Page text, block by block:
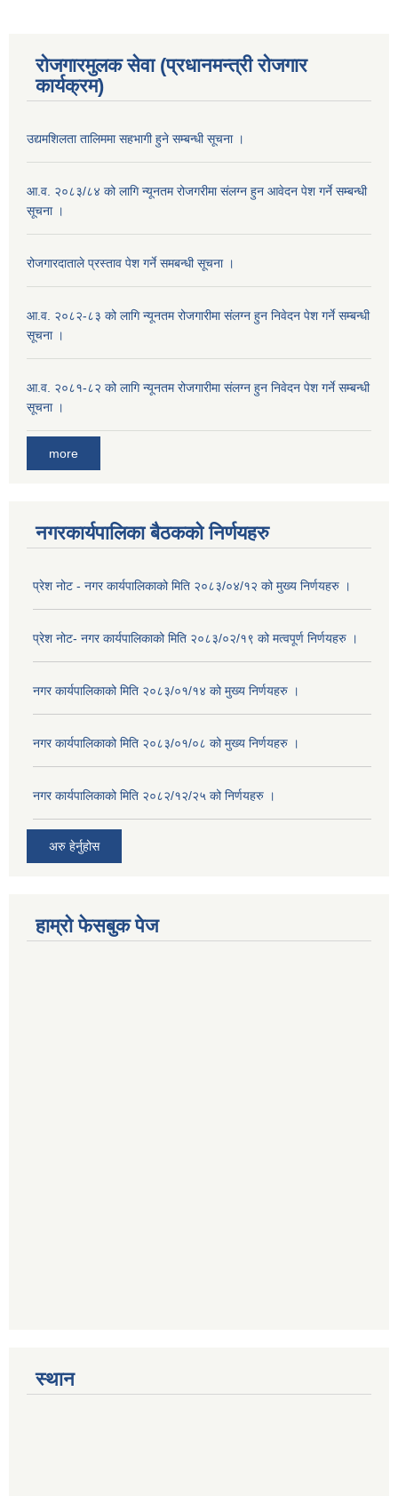
रोजगारमुलक सेवा (प्रधानमन्त्री रोजगार
कार्यक्रम)
उद्यमशिलता तालिममा सहभागी हुने सम्बन्धी सूचना ।
आ.व. २०८३/८४ को लागि न्यूनतम रोजगरीमा संलग्न हुन आवेदन पेश गर्ने सम्बन्धी
सूचना ।
रोजगारदाताले प्रस्ताव पेश गर्ने समबन्धी सूचना ।
आ.व. २०८२-८३ को लागि न्यूनतम रोजगारीमा संलग्न हुन निवेदन पेश गर्ने सम्बन्धी
सूचना ।
आ.व. २०८१-८२ को लागि न्यूनतम रोजगारीमा संलग्न हुन निवेदन पेश गर्ने सम्बन्धी
सूचना ।
more
नगरकार्यपालिका बैठकको निर्णयहरु
प्रेश नोट - नगर कार्यपालिकाको मिति २०८३/०४/१२ को मुख्य निर्णयहरु ।
प्रेश नोट- नगर कार्यपालिकाको मिति २०८३/०२/१९ को मत्वपूर्ण निर्णयहरु ।
नगर कार्यपालिकाको मिति २०८३/०१/१४ को मुख्य निर्णयहरु ।
नगर कार्यपालिकाको मिति २०८३/०१/०८ को मुख्य निर्णयहरु ।
नगर कार्यपालिकाको मिति २०८२/१२/२५ को निर्णयहरु ।
अरु हेर्नुहोस
हाम्रो फेसबुक पेज
स्थान